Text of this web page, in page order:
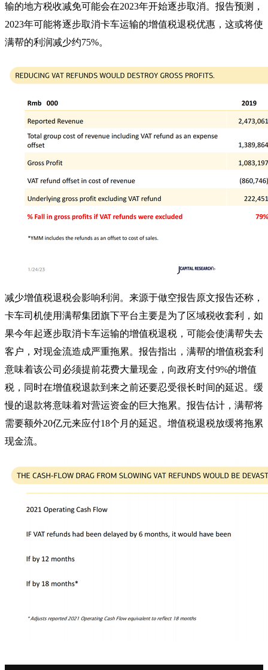
输的地方税收减免可能会在2023年开始逐步取消。报告预测，
2023年可能将逐步取消卡车运输的增值税退税优惠，这或将使
满帮的利润减少约75%。
减少增值税退税会影响利润。来源于做空报告原文报告还称，
卡车司机使用满帮集团旗下平台主要是为了区域税收套利，如
果今年起逐步取消卡车运输的增值税退税，可能会使满帮失去
客户，对现金流造成严重拖累。 报告指出，满帮的增值税套利
意味着该公司必须提前花费大量现金，向政府支付9%的增值
税，同时在增值税退款到来之前还要忍受很长时间的延迟。缓
慢的退款将意味着对营运资金的巨大拖累。报告估计，满帮将
需要额外20亿元来应付18个月的延迟。 增值税退税放缓将拖累
现金流。